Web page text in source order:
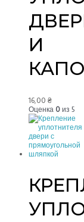
И
16,00 ₴
Оценка 0 из 5